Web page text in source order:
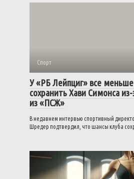
Спорт
У «РБ Лейпциг» все
сохранить Хави Симонса
из «ПСЖ»
В недавнем интервью спортивный
Шредер подтвердил, что шансы клуба